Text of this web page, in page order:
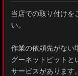
ZRR80 ノア/ヴォクシ
NHP17/
当店での取り付けを
い。
作業の依頼先がない
グーネットピットと
サービスがあります。